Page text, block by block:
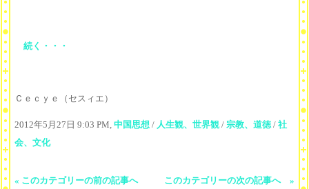
続く・・・
Ｃｅｃｙｅ（セスィエ）
2012年5月27日 9:03 PM, 中国思想 / 人生観、世界観 / 宗教、道徳/ 社
会、文化
« このカテゴリーの前の記事へ このカテゴリーの次の記事へ »